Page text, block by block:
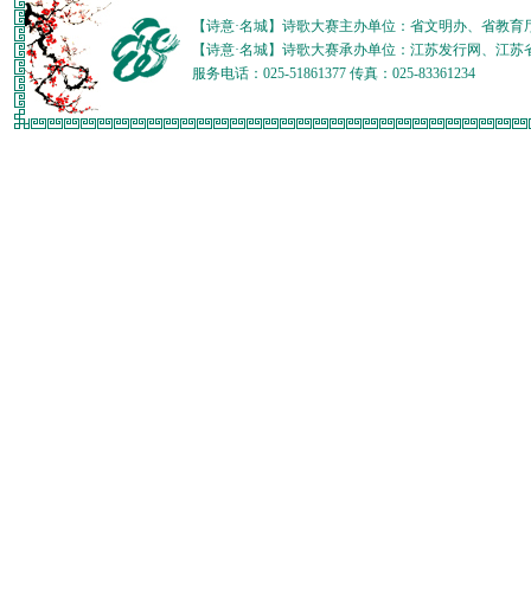
【诗意·名城】诗歌大赛主办单位：省文明办、省教
【诗意·名城】诗歌大赛承办单位：江苏发行网、江
服务电话：025-51861377 传真：025-83361234